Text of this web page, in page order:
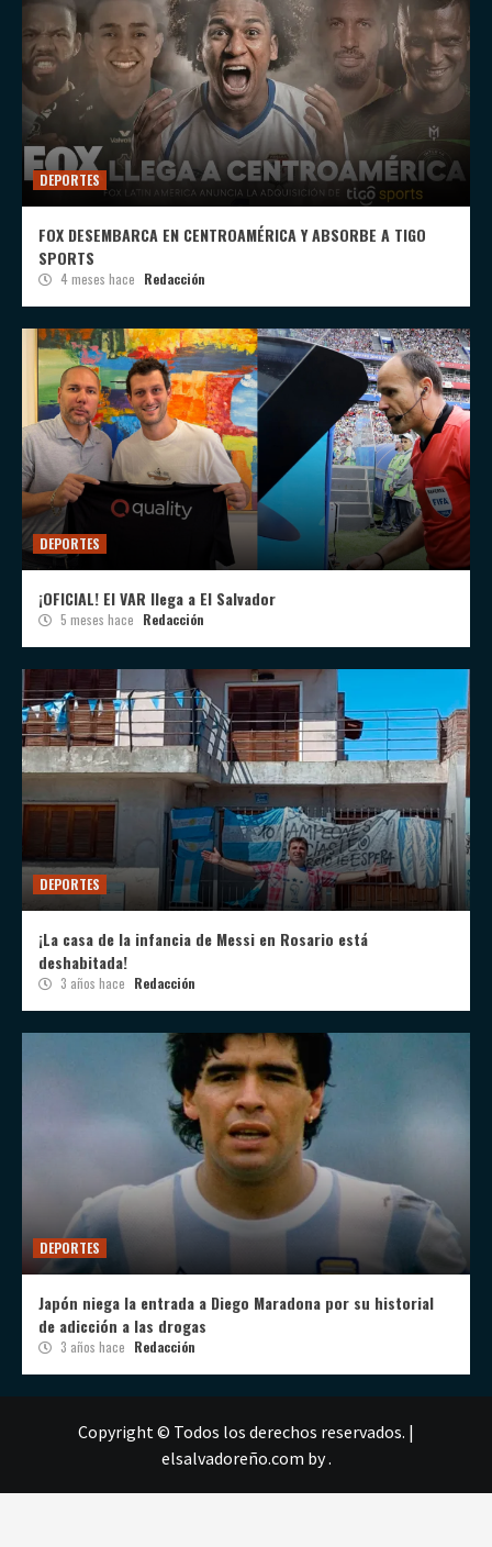
DEPORTES
FOX DESEMBARCA EN CENTROAMÉRICA Y ABSORBE A TIGO
SPORTS
4 meses hace Redacción
DEPORTES
¡OFICIAL! El VAR llega a El Salvador
5 meses hace Redacción
DEPORTES
¡La casa de la infancia de Messi en Rosario está
deshabitada!
3 años hace Redacción
DEPORTES
Japón niega la entrada a Diego Maradona por su historial
de adicción a las drogas
3 años hace Redacción
Copyright © Todos los derechos reservados. |
elsalvadoreño.com by .